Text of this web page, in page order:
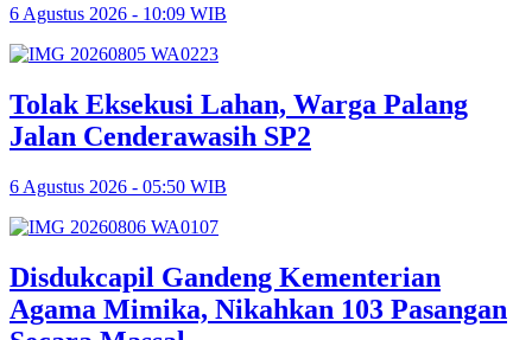
6 Agustus 2026 - 10:09 WIB
Tolak Eksekusi Lahan, Warga Palang
Jalan Cenderawasih SP2
6 Agustus 2026 - 05:50 WIB
Disdukcapil Gandeng Kementerian
Agama Mimika, Nikahkan 103 Pasangan